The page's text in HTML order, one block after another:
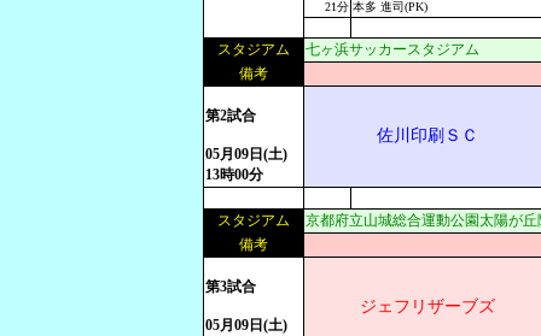
21分 本多 進司(PK)
スタジアム
七ヶ浜サッカースタジアム
備考
第2試合
05月09日(土)
13時00分
佐川印刷ＳＣ
スタジアム
京都府立山城総合運動公園太陽が丘
備考
第3試合
05月09日(土)
ジェフリザーブズ